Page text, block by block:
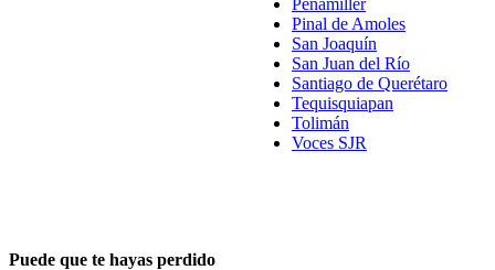
Peñamiller
Pinal de Amoles
San Joaquín
San Juan del Río
Santiago de Querétaro
Tequisquiapan
Tolimán
Voces SJR
Puede que te hayas perdido